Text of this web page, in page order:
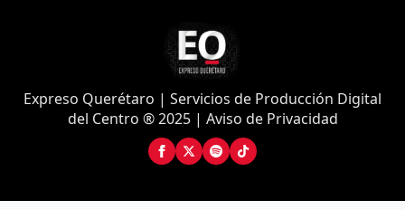
Expreso Querétaro | Servicios de Producción Digital
del Centro ® 2025 | Aviso de Privacidad